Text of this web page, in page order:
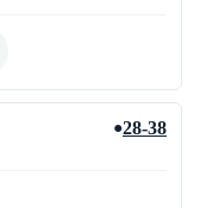
●28-38